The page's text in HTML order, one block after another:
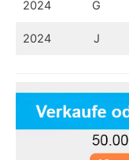
2024 G
2024 J